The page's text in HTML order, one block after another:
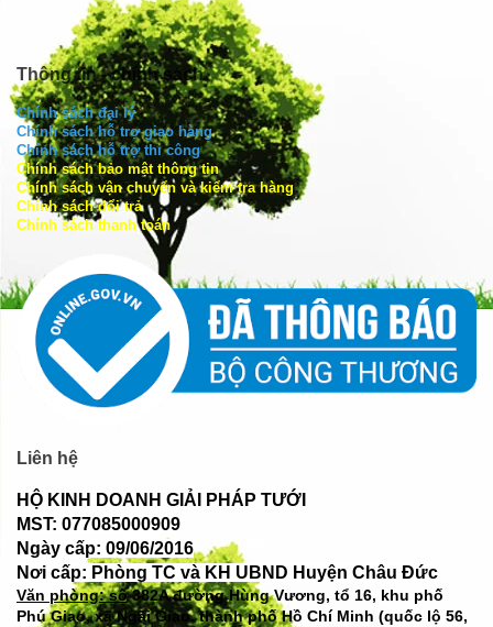
Thông tin - chính sách
Chính sách đại lý
Chính sách hỗ trợ giao hàng
Chính sách hỗ trợ thi công
Chính sách bảo mật thông tin
Chính sách vận chuyển và kiểm tra hàng
Chính sách đổi trả
Chính sách thanh toán
Liên hệ
HỘ KINH DOANH GIẢI PHÁP TƯỚI
MST: 077085000909
Ngày cấp: 09/06/2016
Nơi cấp: Phòng TC và KH UBND Huyện Châu Đức
Văn phòng: số382A đường Hùng Vương, tổ 16, khu phố
Phú Giao, xã Ngãi Giao, thành phố Hồ Chí Minh (quốc lộ 56,